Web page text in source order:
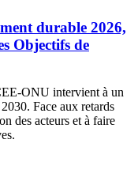
durable 2026,
Objectifs de
ONU intervient à un
Face aux retards
des acteurs et à faire